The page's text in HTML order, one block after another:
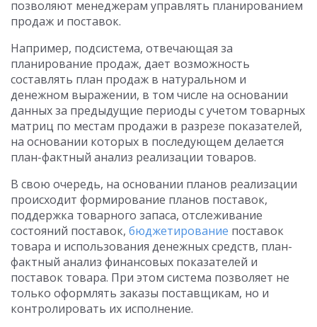
позволяют менеджерам управлять планированием
продаж и поставок.
Например, подсистема, отвечающая за
планирование продаж, дает возможность
составлять план продаж в натуральном и
денежном выражении, в том числе на основании
данных за предыдущие периоды с учетом товарных
матриц по местам продажи в разрезе показателей,
на основании которых в последующем делается
план-фактный анализ реализации товаров.
В свою очередь, на основании планов реализации
происходит формирование планов поставок,
поддержка товарного запаса, отслеживание
состояний поставок, бюджетирование поставок
товара и использования денежных средств, план-
фактный анализ финансовых показателей и
поставок товара. При этом система позволяет не
только оформлять заказы поставщикам, но и
контролировать их исполнение.